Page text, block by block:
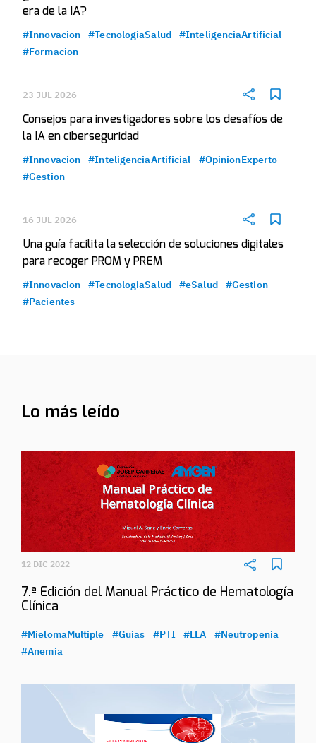
era de la IA?
#Innovacion #TecnologiaSalud
#InteligenciaArtificial
#Formacion
23 JUL 2026
Consejos para investigadores sobre los desafíos de
la IA en ciberseguridad
#Innovacion #InteligenciaArtificial
#OpinionExperto
#Gestion
16 JUL 2026
Una guía facilita la selección de soluciones digitales
para recoger PROM y PREM
#Innovacion #TecnologiaSalud #eSalud
#Gestion
#Pacientes
Lo más leído
12 DIC 2022
7.ª Edición del Manual Práctico de Hematología
Clínica
#MielomaMultiple #Guias #PTI #LLA
#Neutropenia
#Anemia